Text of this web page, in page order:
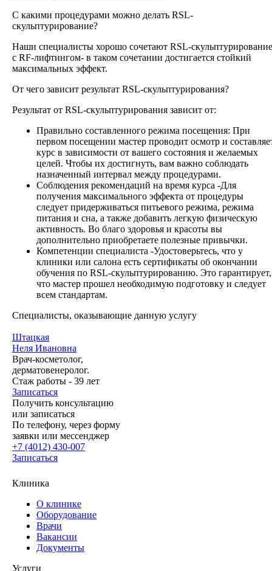
С какими процедурами можно делать RSL-
скульптурирование?
Наши специалисты хорошо сочетают RSL-скульптурирование
с RF-лифтингом- в таком сочетании достигается стойкий
максимальных эффект.
От чего зависит результат RSL-скульптурирования?
Результат от RSL-скульптурирования зависит от:
Правильно составленного режима посещения: При
первом посещении мастер проводит осмотр и
курс в зависимости от вашего состояния и желаемых
целей. Чтобы их достигнуть, вам важно соблюдать
назначенный интервал между процедурами.
Соблюдения рекомендаций на время курса -Для
получения максимального эффекта от процедуры
следует придерживаться питьевого режима, режима
питания и сна, а также добавить легкую физическую
активность. Во благо здоровья и красоты вы
дополнительно приобретаете полезные привычки.
Компетенции специалиста -Удостоверьтесь, что у
клиники или салона есть сертификаты об окончании
обучения по RSL-скульптурированию. Это гарантирует,
что мастер прошел необходимую подготовку и следует
всем стандартам.
Специалисты, оказывающие данную услугу
Штацкая
Неля Ивановна
Врач-косметолог,
дерматовенеролог.
Стаж работы - 39 лет
Записаться
Получить консультацию
или записаться
По телефону, через форму
заявки или мессенджер
+7 (4012) 430-007
Записаться
Клиника
О клинике
Оборудование
Врачи
Вакансии
Документы
Услуги